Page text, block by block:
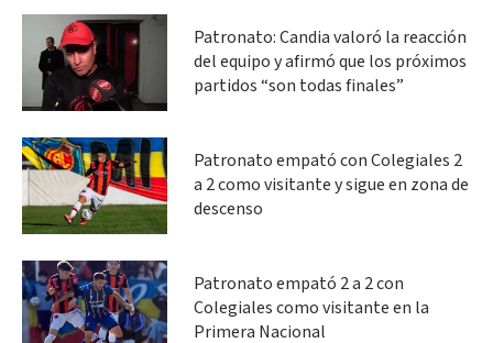
Patronato: Candia valoró la reacción
del equipo y afirmó que los próximos
partidos “son todas finales”
Patronato empató con Colegiales 2
a 2 como visitante y sigue en zona de
descenso
Patronato empató 2 a 2 con
Colegiales como visitante en la
Primera Nacional